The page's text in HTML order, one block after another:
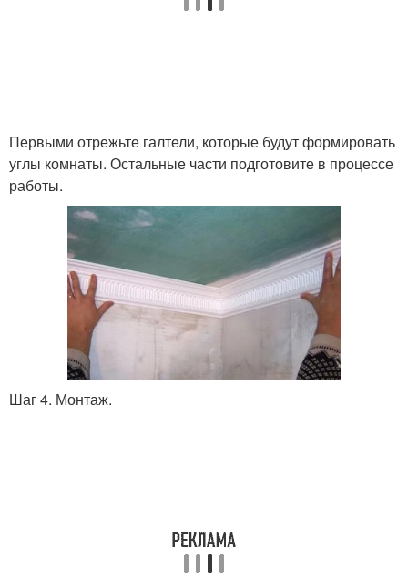
Первыми отрежьте галтели, которые будут формировать
углы комнаты. Остальные части подготовите в процессе
работы.
Шаг 4. Монтаж.